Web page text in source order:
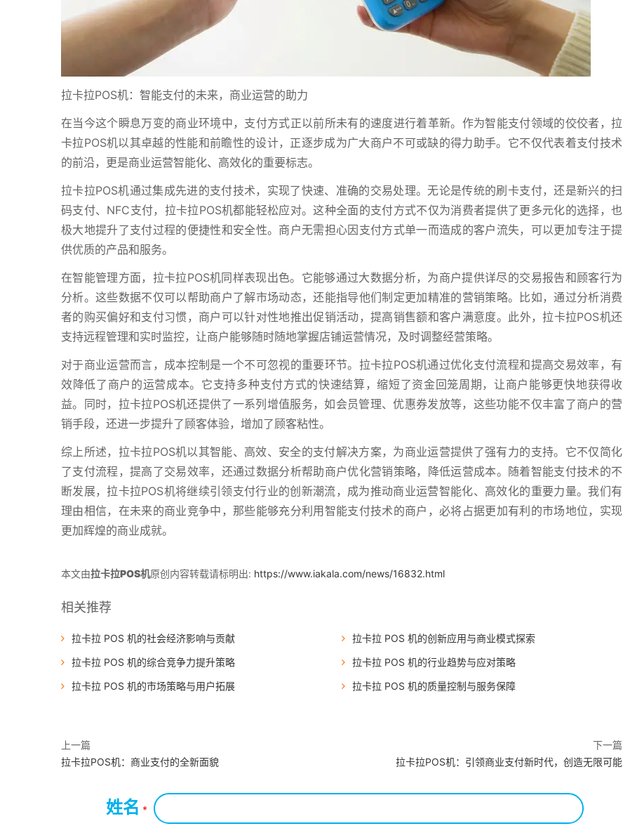
拉卡拉POS机：智能支付的未来，商业运营的助力
在当今这个瞬息万变的商业环境中，支付方式正以前所未有的速度进行着革新。作为智能支付领域的佼佼者，拉
卡拉POS机以其卓越的性能和前瞻性的设计，正逐步成为广大商户不可或缺的得力助手。它不仅代表着支付技术
的前沿，更是商业运营智能化、高效化的重要标志。
拉卡拉POS机通过集成先进的支付技术，实现了快速、准确的交易处理。无论是传统的刷卡支付，还是新兴的扫
码支付、NFC支付，拉卡拉POS机都能轻松应对。这种全面的支付方式不仅为消费者提供了更多元化的选择，也
极大地提升了支付过程的便捷性和安全性。商户无需担心因支付方式单一而造成的客户流失，可以更加专注于提
供优质的产品和服务。
在智能管理方面，拉卡拉POS机同样表现出色。它能够通过大数据分析，为商户提供详尽的交易报告和顾客行为
分析。这些数据不仅可以帮助商户了解市场动态，还能指导他们制定更加精准的营销策略。比如，通过分析消费
者的购买偏好和支付习惯，商户可以针对性地推出促销活动，提高销售额和客户满意度。此外，拉卡拉POS机还
支持远程管理和实时监控，让商户能够随时随地掌握店铺运营情况，及时调整经营策略。
对于商业运营而言，成本控制是一个不可忽视的重要环节。拉卡拉POS机通过优化支付流程和提高交易效率，有
效降低了商户的运营成本。它支持多种支付方式的快速结算，缩短了资金回笼周期，让商户能够更快地获得收
益。同时，拉卡拉POS机还提供了一系列增值服务，如会员管理、优惠券发放等，这些功能不仅丰富了商户的营
销手段，还进一步提升了顾客体验，增加了顾客粘性。
综上所述，拉卡拉POS机以其智能、高效、安全的支付解决方案，为商业运营提供了强有力的支持。它不仅简化
了支付流程，提高了交易效率，还通过数据分析帮助商户优化营销策略，降低运营成本。随着智能支付技术的不
断发展，拉卡拉POS机将继续引领支付行业的创新潮流，成为推动商业运营智能化、高效化的重要力量。我们有
理由相信，在未来的商业竞争中，那些能够充分利用智能支付技术的商户，必将占据更加有利的市场地位，实现
更加辉煌的商业成就。
本文由拉卡拉POS机原创内容转载请标明出: https://www.iakala.com/news/16832.html
相关推荐
拉卡拉 POS 机的社会经济影响与贡献
拉卡拉 POS 机的创新应用与商业模式探索
拉卡拉 POS 机的综合竞争力提升策略
拉卡拉 POS 机的行业趋势与应对策略
拉卡拉 POS 机的市场策略与用户拓展
拉卡拉 POS 机的质量控制与服务保障
上一篇
拉卡拉POS机：商业支付的全新面貌
下一篇
拉卡拉POS机：引领商业支付新时代，创造无限可能
姓名 *